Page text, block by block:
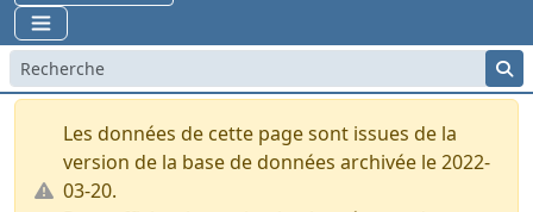
Les données de cette page sont issues de la
version de la base de données archivée le 2022-
03-20.